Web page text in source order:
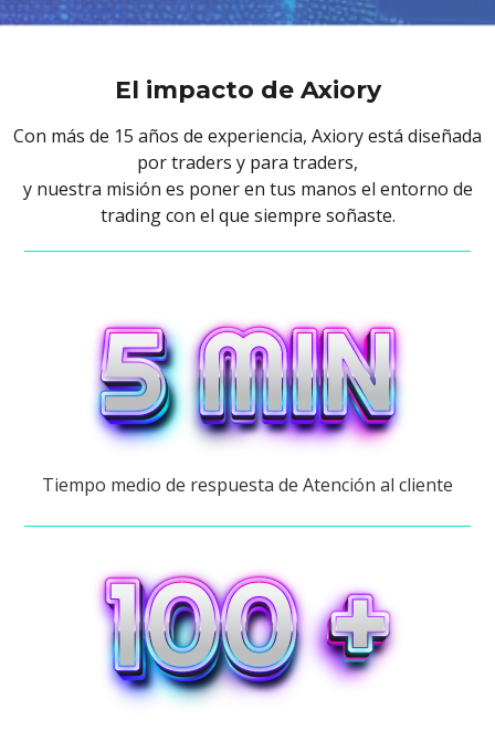
El impacto de Axiory
Con más de 15 años de experiencia, Axiory está diseñada
por traders y para traders,
y nuestra misión es poner en tus manos el entorno de
trading con el que siempre soñaste.
Tiempo medio de respuesta de Atención al cliente